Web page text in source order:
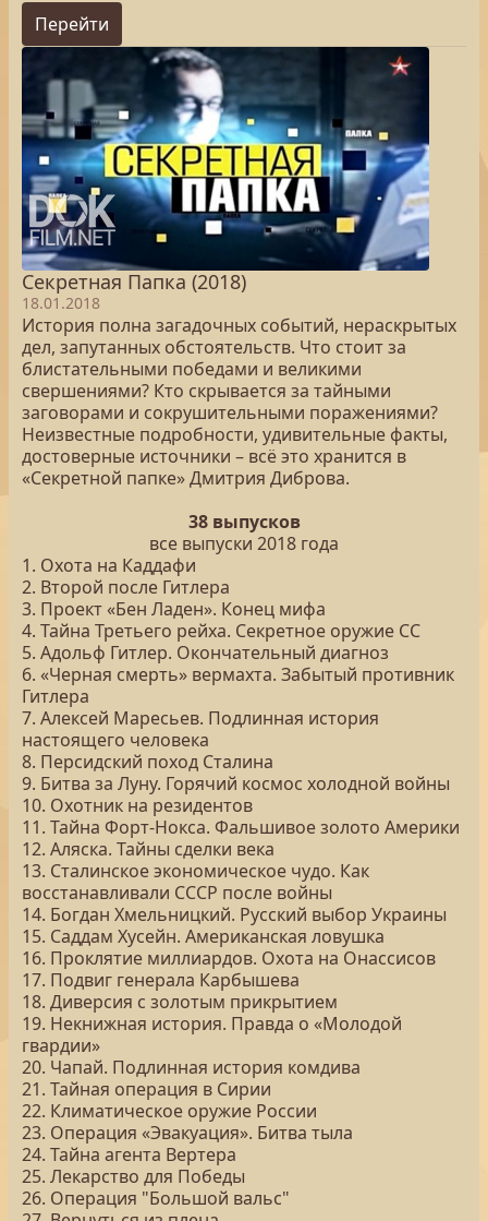
Перейти
Секретная Папка (2018)
18.01.2018
История полна загадочных событий, нераскрытых
дел, запутанных обстоятельств. Что стоит за
блистательными победами и великими
свершениями? Кто скрывается за тайными
заговорами и сокрушительными поражениями?
Неизвестные подробности, удивительные факты,
достоверные источники – всё это хранится в
«Секретной папке» Дмитрия Диброва.
38 выпусков
все выпуски 2018 года
1. Охота на Каддафи
2. Второй после Гитлера
3. Проект «Бен Ладен». Конец мифа
4. Тайна Третьего рейха. Секретное оружие СС
5. Адольф Гитлер. Окончательный диагноз
6. «Черная смерть» вермахта. Забытый противник
Гитлера
7. Алексей Маресьев. Подлинная история
настоящего человека
8. Персидский поход Сталина
9. Битва за Луну. Горячий космос холодной войны
10. Охотник на резидентов
11. Тайна Форт-Нокса. Фальшивое золото Америки
12. Аляска. Тайны сделки века
13. Сталинское экономическое чудо. Как
восстанавливали СССР после войны
14. Богдан Хмельницкий. Русский выбор Украины
15. Саддам Хусейн. Американская ловушка
16. Проклятие миллиардов. Охота на Онассисов
17. Подвиг генерала Карбышева
18. Диверсия с золотым прикрытием
19. Некнижная история. Правда о «Молодой
гвардии»
20. Чапай. Подлинная история комдива
21. Тайная операция в Сирии
22. Климатическое оружие России
23. Операция «Эвакуация». Битва тыла
24. Тайна агента Вертера
25. Лекарство для Победы
26. Операция "Большой вальс"